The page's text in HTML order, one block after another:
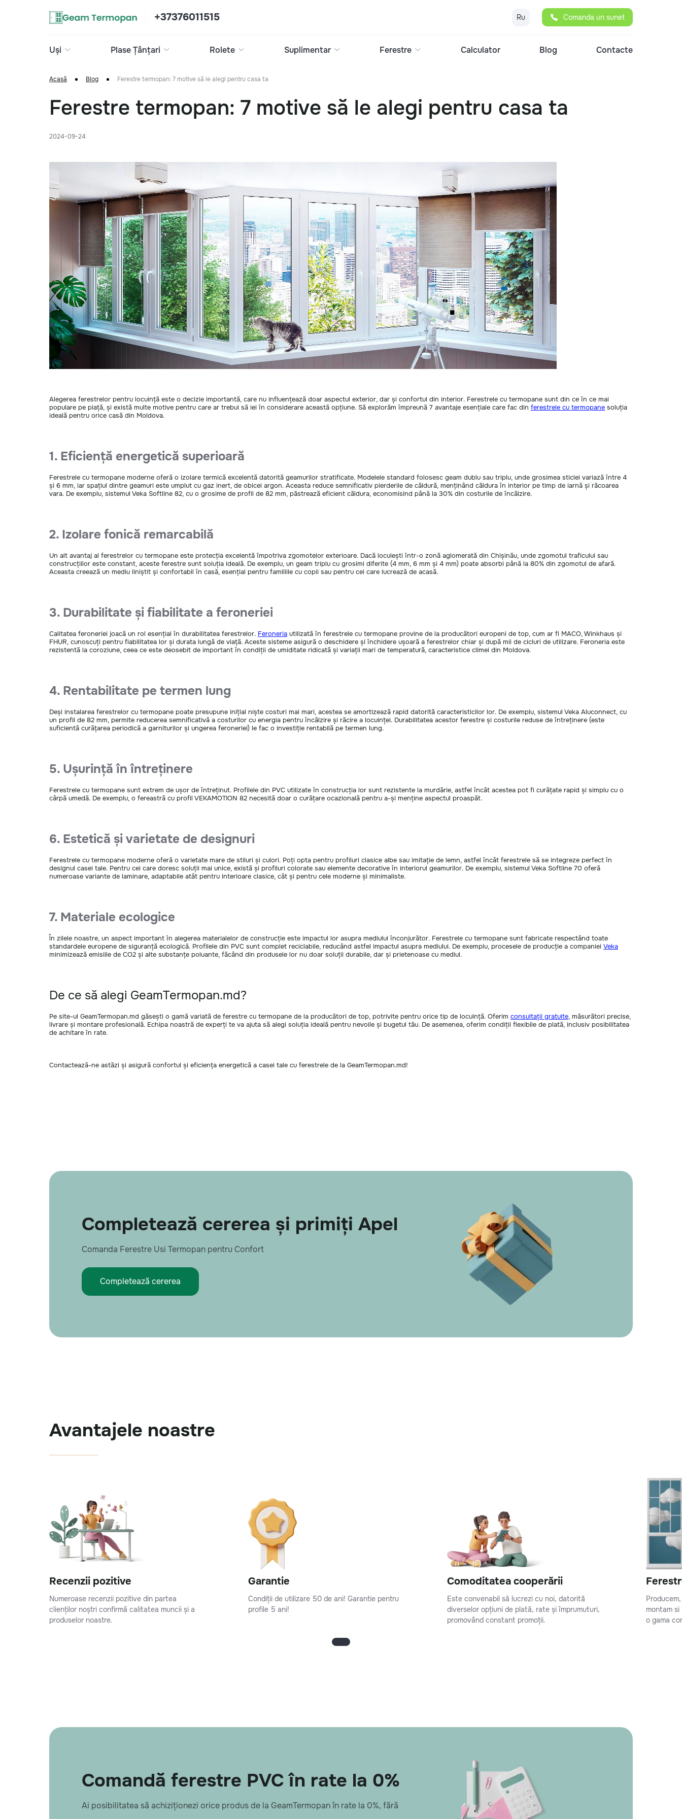
+37376011515 Ru Comanda un sunet
Uși Plase Țânțari Rolete Suplimentar Ferestre Calculator Blog Contacte
Acasă Blog Ferestre termopan: 7 motive să le alegi pentru casa ta
Ferestre termopan: 7 motive să le alegi pentru casa ta
2024-09-24
Alegerea ferestrelor pentru locuință este o decizie importantă, care nu influențează doar aspectul exterior, dar și confortul din interior. Ferestrele cu termopane sunt din ce în ce mai
populare pe piață, și există multe motive pentru care ar trebui să iei în considerare această opțiune. Să explorăm împreună 7 avantaje esențiale care fac din ferestrele cu termopane soluția
ideală pentru orice casă din Moldova.
1. Eficiență energetică superioară
Ferestrele cu termopane moderne oferă o izolare termică excelentă datorită geamurilor stratificate. Modelele standard folosesc geam dublu sau triplu, unde grosimea sticlei variază între 4
și 6 mm, iar spațiul dintre geamuri este umplut cu gaz inert, de obicei argon. Aceasta reduce semnificativ pierderile de căldură, menținând căldura în interior pe timp de iarnă și răcoarea
vara. De exemplu, sistemul Veka Softline 82, cu o grosime de profil de 82 mm, păstrează eficient căldura, economisind până la 30% din costurile de încălzire.
2. Izolare fonică remarcabilă
Un alt avantaj al ferestrelor cu termopane este protecția excelentă împotriva zgomotelor exterioare. Dacă locuiești într-o zonă aglomerată din Chișinău, unde zgomotul traficului sau
construcțiilor este constant, aceste ferestre sunt soluția ideală. De exemplu, un geam triplu cu grosimi diferite (4 mm, 6 mm și 4 mm) poate absorbi până la 80% din zgomotul de afară.
Aceasta creează un mediu liniștit și confortabil în casă, esențial pentru familiile cu copii sau pentru cei care lucrează de acasă.
3. Durabilitate și fiabilitate a feroneriei
Calitatea feroneriei joacă un rol esențial în durabilitatea ferestrelor. Feroneria utilizată în ferestrele cu termopane provine de la producători europeni de top, cum ar fi MACO, Winkhaus și
FHUR, cunoscuți pentru fiabilitatea lor și durata lungă de viață. Aceste sisteme asigură o deschidere și închidere ușoară a ferestrelor chiar și după mii de cicluri de utilizare. Feroneria este
rezistentă la coroziune, ceea ce este deosebit de important în condiții de umiditate ridicată și variații mari de temperatură, caracteristice climei din Moldova.
4. Rentabilitate pe termen lung
Deși instalarea ferestrelor cu termopane poate presupune inițial niște costuri mai mari, acestea se amortizează rapid datorită caracteristicilor lor. De exemplu, sistemul Veka Aluconnect, cu
un profil de 82 mm, permite reducerea semnificativă a costurilor cu energia pentru încălzire și răcire a locuinței. Durabilitatea acestor ferestre și costurile reduse de întreținere (este
suficientă curățarea periodică a garniturilor și ungerea feroneriei) le fac o investiție rentabilă pe termen lung.
5. Ușurință în întreținere
Ferestrele cu termopane sunt extrem de ușor de întreținut. Profilele din PVC utilizate în construcția lor sunt rezistente la murdărie, astfel încât acestea pot fi curățate rapid și simplu cu o
cârpă umedă. De exemplu, o fereastră cu profil VEKAMOTION 82 necesită doar o curățare ocazională pentru a-și menține aspectul proaspăt.
6. Estetică și varietate de designuri
Ferestrele cu termopane moderne oferă o varietate mare de stiluri și culori. Poți opta pentru profiluri clasice albe sau imitație de lemn, astfel încât ferestrele să se integreze perfect în
designul casei tale. Pentru cei care doresc soluții mai unice, există și profiluri colorate sau elemente decorative în interiorul geamurilor. De exemplu, sistemul Veka Softline 70 oferă
numeroase variante de laminare, adaptabile atât pentru interioare clasice, cât și pentru cele moderne și minimaliste.
7. Materiale ecologice
În zilele noastre, un aspect important în alegerea materialelor de construcție este impactul lor asupra mediului înconjurător. Ferestrele cu termopane sunt fabricate respectând toate
standardele europene de siguranță ecologică. Profilele din PVC sunt complet reciclabile, reducând astfel impactul asupra mediului. De exemplu, procesele de producție a companiei Veka
minimizează emisiile de CO2 și alte substanțe poluante, făcând din produsele lor nu doar soluții durabile, dar și prietenoase cu mediul.
De ce să alegi GeamTermopan.md?
Pe site-ul GeamTermopan.md găsești o gamă variată de ferestre cu termopane de la producători de top, potrivite pentru orice tip de locuință. Oferim consultații gratuite, măsurători precise,
livrare și montare profesională. Echipa noastră de experți te va ajuta să alegi soluția ideală pentru nevoile și bugetul tău. De asemenea, oferim condiții flexibile de plată, inclusiv posibilitatea
de achitare în rate.
Contactează-ne astăzi și asigură confortul și eficiența energetică a casei tale cu ferestrele de la GeamTermopan.md!
Completează cererea și primiți Apel
Comanda Ferestre Usi Termopan pentru Confort
Completează cererea
Avantajele noastre
Recenzii pozitive
Numeroase recenzii pozitive din partea
clienților noștri confirmă calitatea muncii și a
produselor noastre.
Garantie
Condiții de utilizare 50 de ani! Garantie pentru
profile 5 ani!
Comoditatea cooperării
Este convenabil să lucrezi cu noi, datorită
diverselor opțiuni de plată, rate și împrumuturi,
promovând constant promoții.
montam
o gama
Comandă ferestre PVC în rate la 0%
Ai posibilitatea să achiziționezi orice produs de la GeamTermopan în rate la 0%, fără